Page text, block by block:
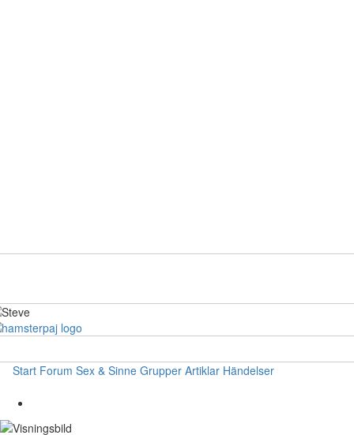
Start Forum Sex & Sinne Grupper Artiklar Händelser